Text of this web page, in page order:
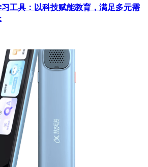
国团队在该赛事的历史纪录，更让世界
专业高度。
制旗袍，举手投足间尽显东方韵味。不
身姿，皮肤透着健康光泽。这种不刻意
成为外媒镜头追逐的焦点。英国《犬类
位东方女性用专业征服赛场，用气质
"唯一"表达骄傲时，公众才惊觉这对夫
将家安在北京郊区，打造出占地两亩的
只鸡、五只鸟、两只兔子和一只孔雀组
都有专属姓氏——七只随母姓"霍"，两
格犬"霍珍珠"的故事尤为动人：这只曾
思燕悉心照料下不仅恢复健康，更成为
工具：以科技赋能教育，满足多元需